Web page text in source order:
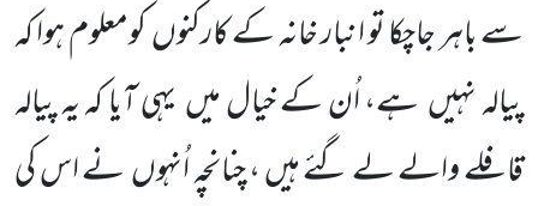
سے باہر جاچکا تو انبار خانہ کے کارکنوںکومعلوم ہوا کہ
پیالہ نہیںہے، اُن کے خیال میںیہی آیا کہ یہ پیالہ
قافلے والے لے گئے ہیں ، چنانچہ اُنہوںنے اس کی